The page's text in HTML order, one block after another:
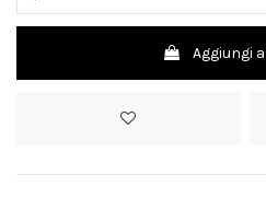
Aggiungi